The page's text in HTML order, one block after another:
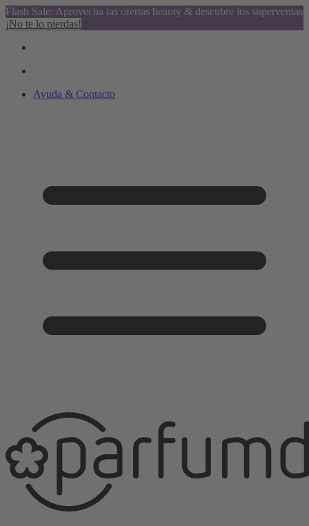
Flash Sale: Aprovecha las ofertas beauty & descubre los superventas
¡No te lo pierdas!
Ayuda & Contacto